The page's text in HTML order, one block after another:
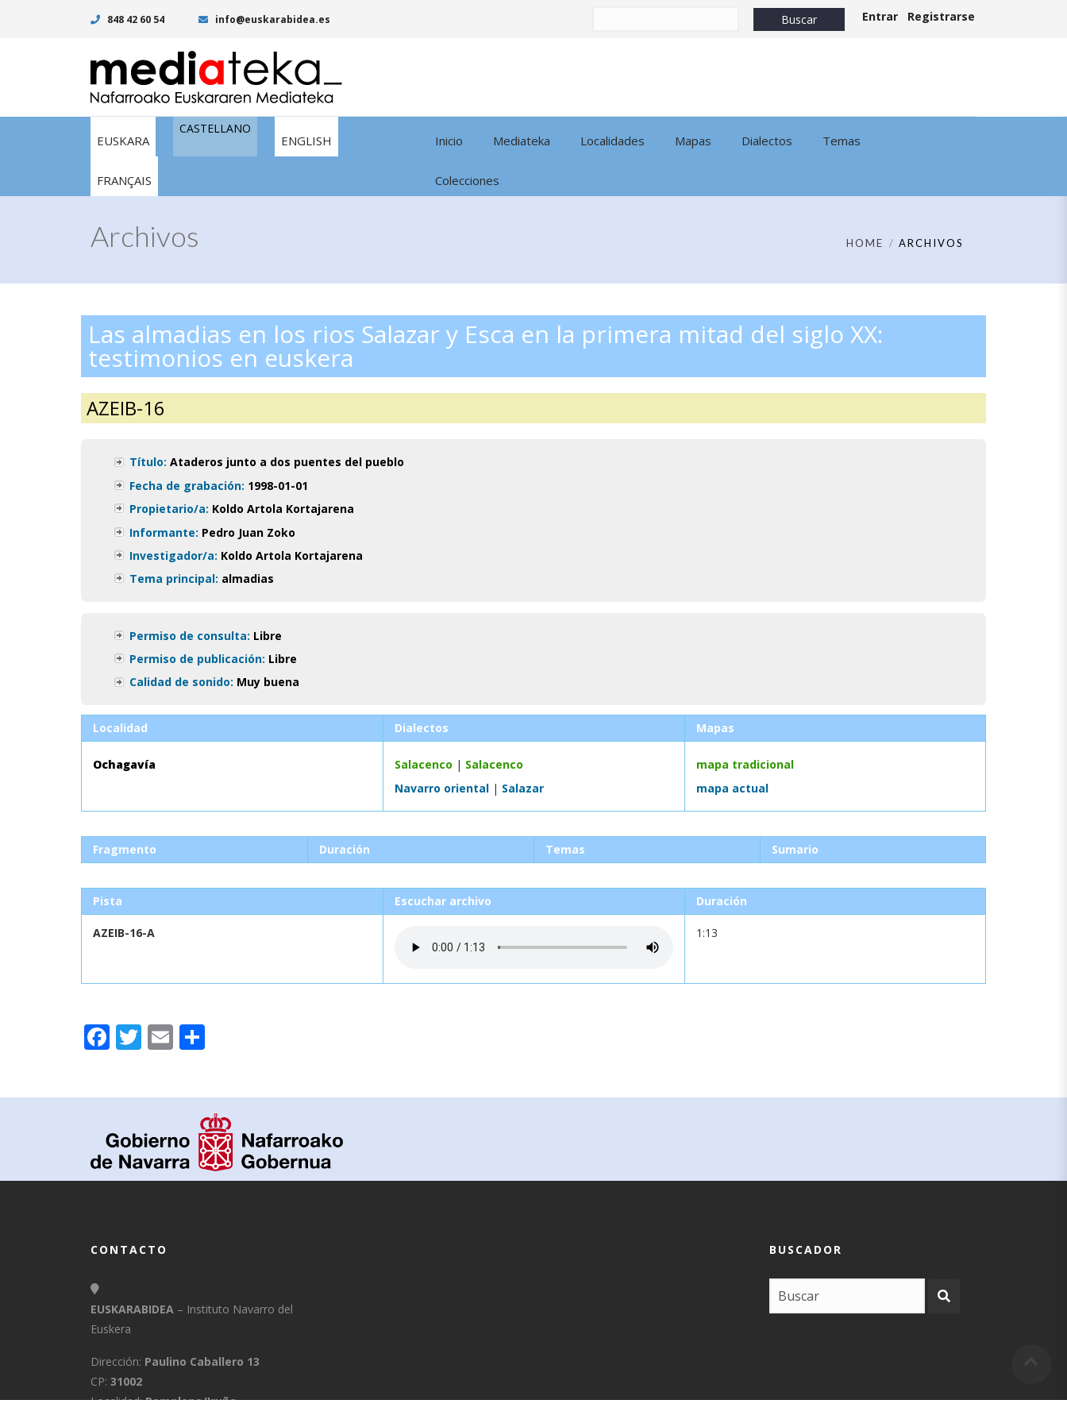
848 42 60 54 info@euskarabidea.es Entrar Registrarse
EUSKARA
CASTELLANO
ENGLISH
FRANÇAIS
Inicio Mediateka Localidades Mapas Dialectos Temas
Colecciones
Archivos HOME ARCHIVOS
Las almadias en los rios Salazar y Esca en la primera mitad del siglo XX:
testimonios en euskera
AZEIB-16
Título: Ataderos junto a dos puentes del pueblo
Fecha de grabación: 1998-01-01
Propietario/a: Koldo Artola Kortajarena
Informante: Pedro Juan Zoko
Investigador/a: Koldo Artola Kortajarena
Tema principal: almadias
Permiso de consulta: Libre
Permiso de publicación: Libre
Calidad de sonido: Muy buena
Localidad Dialectos Mapas
Ochagavía Salacenco | Salacenco
Navarro oriental | Salazar
mapa tradicional
mapa actual
Fragmento Duración Temas Sumario
Pista Escuchar archivo Duración
AZEIB-16-A 1:13
Facebook
Twitter
Email
CONTACTO
EUSKARABIDEA – Instituto Navarro del
Euskera
Dirección: Paulino Caballero 13
CP: 31002
Localidad:Pamplona/Iruña
BUSCADOR